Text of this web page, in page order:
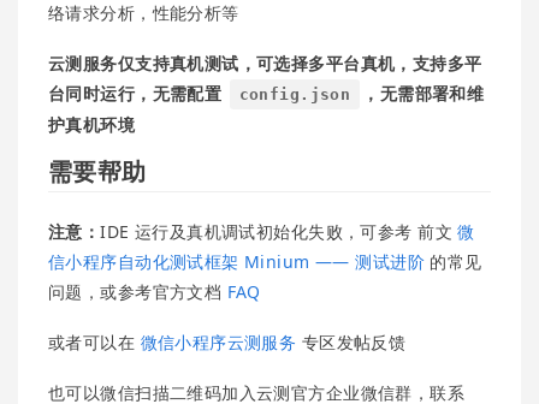
络请求分析，性能分析等
云测服务仅支持真机测试，可选择多平台真机，支持多平
台同时运行，无需配置
config.json
，无需部署和维
护真机环境
需要帮助
注意：IDE 运行及真机调试初始化失败，可参考 前文微
信小程序自动化测试框架 Minium —— 测试进阶的常见
问题，或参考官方文档 FAQ
或者可以在 微信小程序云测服务 专区发帖反馈
也可以微信扫描二维码加入云测官方企业微信群，联系